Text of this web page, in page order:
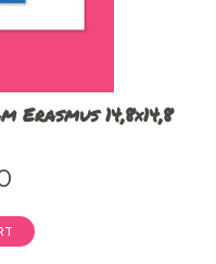
14,8×14,8